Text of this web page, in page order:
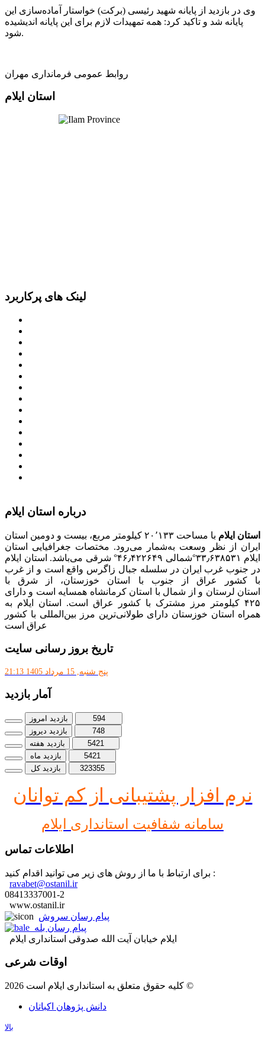
وی در بازدید از پایانه شهید رئیسی (برکت) خواستار آماده‌سازی این
پایانه شد و تاکید کرد: همه تمهیدات لازم برای این پایانه اندیشیده
شود.
روابط عمومی فرمانداری مهران
استان ایلام
لینک های پرکاربرد
درباره استان ایلام
استان ایلام
با مساحت ۲۰٬۱۳۳ کیلومتر مربع، بیست و دومین استان
ایران از نظر وسعت به‌شمار می‌رود. مختصات جغرافیایی استان
ایلام ۳۳٫۶۳۸۵۳۱°شمالی ۴۶٫۴۲۲۶۴۹° شرقی می‌باشد. استان ایلام
در جنوب غرب ایران در سلسله جبال زاگرس واقع است و از غرب
با کشور عراق از جنوب با استان خوزستان، از شرق با
استان لرستان و از شمال با استان کرمانشاه همسایه است و دارای
۴۲۵ کیلومتر مرز مشترک با کشور عراق است. استان ایلام به
همراه استان خوزستان دارای طولانی‌ترین مرز بین‌المللی با کشور
عراق است
تاریخ بروز رسانی سایت
پنج شنبه, 15 مرداد 1405 21:13
آمار بازدید
بازدید امروز
594
بازدید دیروز
748
بازدید هفته
5421
بازدید ماه
5421
بازدید کل
323355
نرم افز ار پشتیبانی از کم توانان
سامانه شفافیت استانداری ایلام
اطلاعات تماس
برای ارتباط با ما از روش های زیر می توانید اقدام کنید :
ravabet@ostanil.ir
08413337001-2
www.ostanil.ir
پیام رسان سروش
پیام رسان بله
ایلام خیابان آیت الله صدوقی استانداری ایلام
اوقات شرعی
کلیه حقوق متعلق به استانداری ایلام است 2026 ©
دانش پژوهان اکباتان
بالا